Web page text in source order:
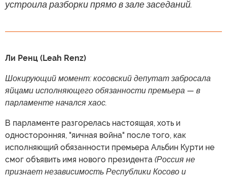
устроила разборки прямо в зале заседаний.
Ли Ренц (Leah Renz)
Шокирующий момент: косовский депутат забросала
яйцами исполняющего обязанности премьера — в
парламенте начался хаос.
В парламенте разгорелась настоящая, хоть и
односторонняя, "яичная война" после того, как
исполняющий обязанности премьера Альбин Курти не
смог объявить имя нового президента (Россия не
признает независимость Республики Косово и